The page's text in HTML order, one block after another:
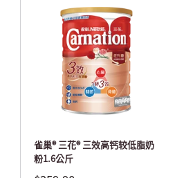
雀巢® 三花® 三效高钙较低脂奶
粉1.6公斤